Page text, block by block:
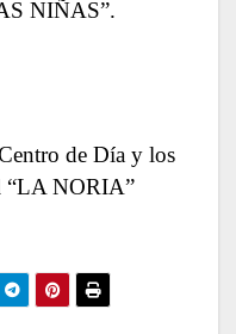
NIÑAS”.
de Día y los
“LA NORIA”